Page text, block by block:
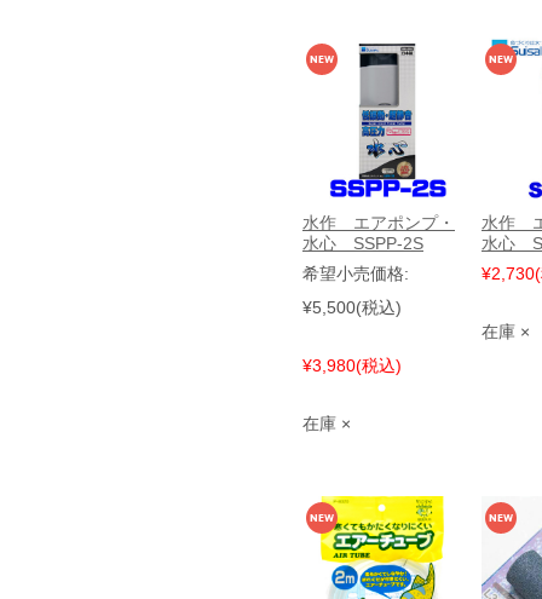
水作 エアポンプ・
水心 SSPP-2S
希望小売価格:
¥5,500(税込)
¥3,980(税込)
在庫 ×
水作
水心
¥2,730
在庫 ×